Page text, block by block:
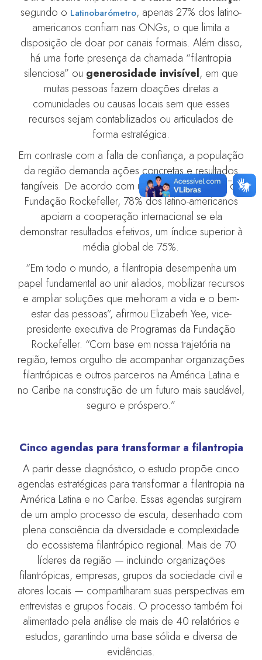
segundo o Latinobarómetro, apenas 27% dos latino-
americanos confiam nas ONGs, o que limita a
disposição de doar por canais formais. Além disso,
há uma forte presença da chamada “filantropia
silenciosa” ou generosidade invisível, em que
muitas pessoas fazem doações diretas a
comunidades ou causas locais sem que esses
recursos sejam contabilizados ou articulados de
forma estratégica.
Em contraste com a falta de confiança, a população
da região demanda ações concretas e resultados
tangíveis. De acordo com umapesquisa recente da
Fundação Rockefeller, 78% dos latino-americanos
apoiam a cooperação internacional se ela
demonstrar resultados efetivos, um índice superior à
média global de 75%.
“Em todo o mundo, a filantropia desempenha um
papel fundamental ao unir aliados, mobilizar recursos
e ampliar soluções que melhoram a vida e o bem-
estar das pessoas”, afirmou Elizabeth Yee, vice-
presidente executiva de Programas da Fundação
Rockefeller. “Com base em nossa trajetória na
região, temos orgulho de acompanhar organizações
filantrópicas e outros parceiros na América Latina e
no Caribe na construção de um futuro mais saudável,
seguro e próspero.”
Cinco agendas para transformar a filantropia
A partir desse diagnóstico, o estudo propõe cinco
agendas estratégicas para transformar a filantropia na
América Latina e no Caribe. Essas agendas surgiram
de um amplo processo de escuta, desenhado com
plena consciência da diversidade e complexidade
do ecossistema filantrópico regional. Mais de 70
líderes da região — incluindo organizações
filantrópicas, empresas, grupos da sociedade civil e
atores locais — compartilharam suas perspectivas em
entrevistas e grupos focais. O processo também foi
alimentado pela análise de mais de 40 relatórios e
estudos, garantindo uma base sólida e diversa de
evidências.